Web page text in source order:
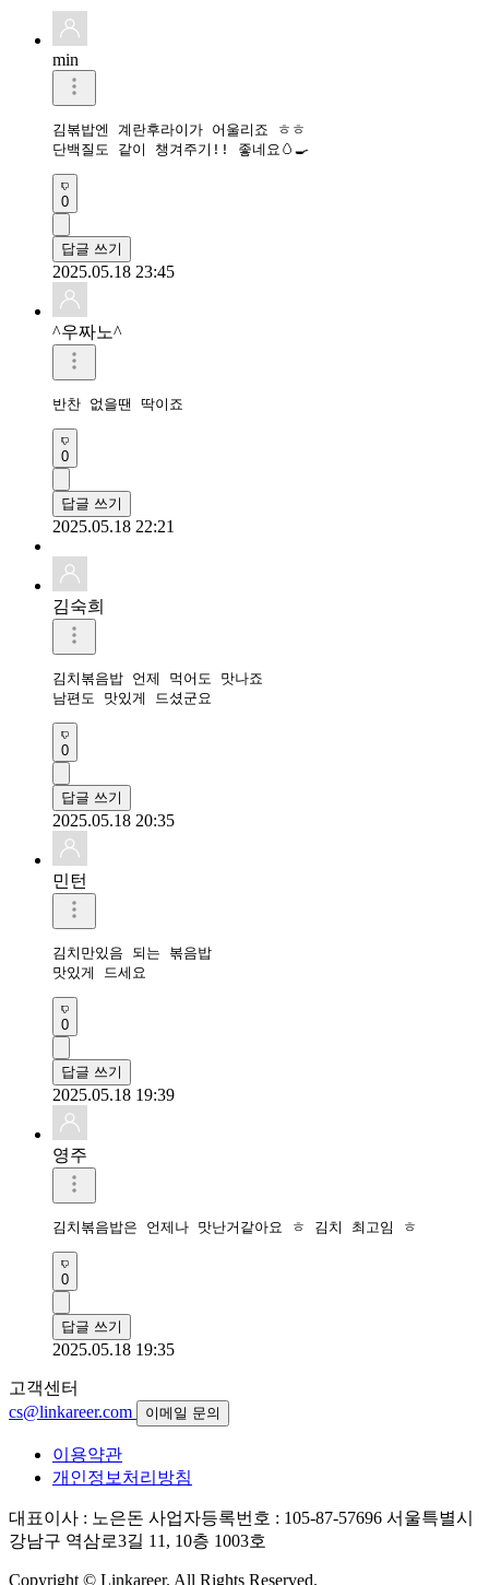
min
김볶밥엔 계란후라이가 어울리죠 ㅎㅎ
단백질도 같이 챙겨주기!! 좋네요🥚🍳
0
답글 쓰기
2025.05.18 23:45
^우짜노^
반찬 없을땐 딱이죠
0
답글 쓰기
2025.05.18 22:21
김숙희
김치볶음밥 언제 먹어도 맛나죠
남편도 맛있게 드셨군요
0
답글 쓰기
2025.05.18 20:35
민턴
김치만있음 되는 볶음밥
맛있게 드세요
0
답글 쓰기
2025.05.18 19:39
영주
김치볶음밥은 언제나 맛난거같아요 ㅎ 김치 최고임 ㅎ
0
답글 쓰기
2025.05.18 19:35
고객센터
cs@linkareer.com
이메일 문의
이용약관
개인정보처리방침
대표이사 : 노은돈 사업자등록번호 : 105-87-57696 서울특별시
강남구 역삼로3길 11, 10층 1003호
Copyright © Linkareer. All Rights Reserved.